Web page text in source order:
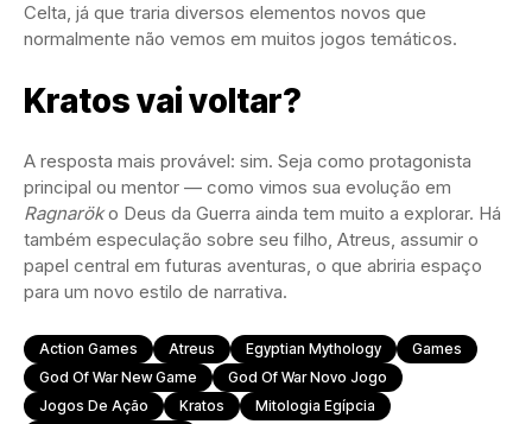
Celta, já que traria diversos elementos novos que
normalmente não vemos em muitos jogos temáticos.
Kratos vai voltar?
A resposta mais provável: sim. Seja como protagonista
principal ou mentor — como vimos sua evolução em
Ragnaröko Deus da Guerra ainda tem muito a explorar. Há
também especulação sobre seu filho, Atreus, assumir o
papel central em futuras aventuras, o que abriria espaço
para um novo estilo de narrativa.
Action Games Atreus Egyptian Mythology
Games
God Of War New Game
God Of War Novo Jogo
Jogos De Ação
Kratos
Mitologia Egípcia